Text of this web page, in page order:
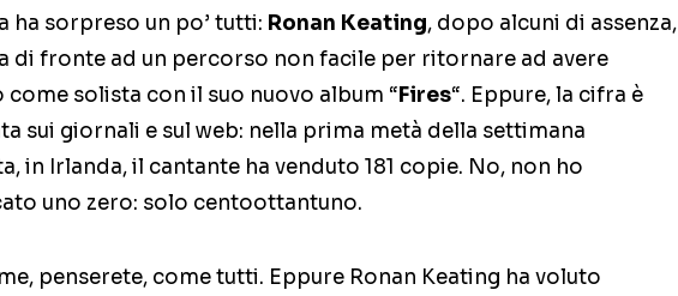
ha sorpreso un po’ tutti: Ronan Keating, dopo alcuni di assenza,
di fronte ad un percorso non facile per ritornare ad avere
come solista con il suo nuovo album “Fires“. Eppure, la cifra è
sui giornali e sul web: nella prima metà della settimana
in Irlanda, il cantante ha venduto 181 copie. No, non ho
uno zero: solo centoottantuno.
penserete, come tutti. Eppure Ronan Keating ha voluto